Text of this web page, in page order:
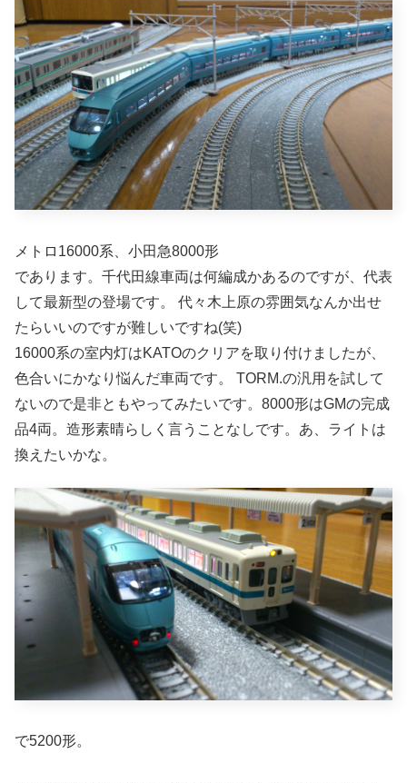
メトロ16000系、小田急8000形
であります。千代田線車両は何編成かあるのですが、代表
して最新型の登場です。 代々木上原の雰囲気なんか出せ
たらいいのですが難しいですね(笑)
16000系の室内灯はKATOのクリアを取り付けましたが、
色合いにかなり悩んだ車両です。 TORM.の汎用を試して
ないので是非ともやってみたいです。8000形はGMの完成
品4両。造形素晴らしく言うことなしです。あ、ライトは
換えたいかな。
で5200形。